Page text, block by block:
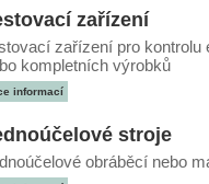
zařízení
zařízení pro
kompletních výrobků
informací
stroje
obráběcí nebo